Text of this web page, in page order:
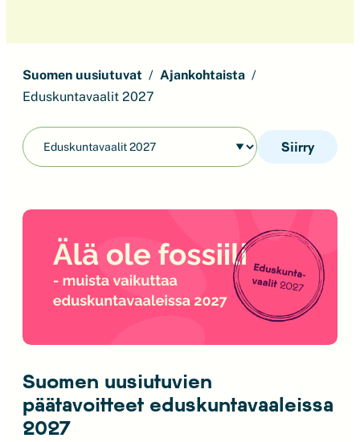
Suomen uusiutuvat
Ajankohtaista
Eduskuntavaalit 2027
Siirry
Suomen uusiutuvien
päätavoitteet eduskuntavaaleissa
2027